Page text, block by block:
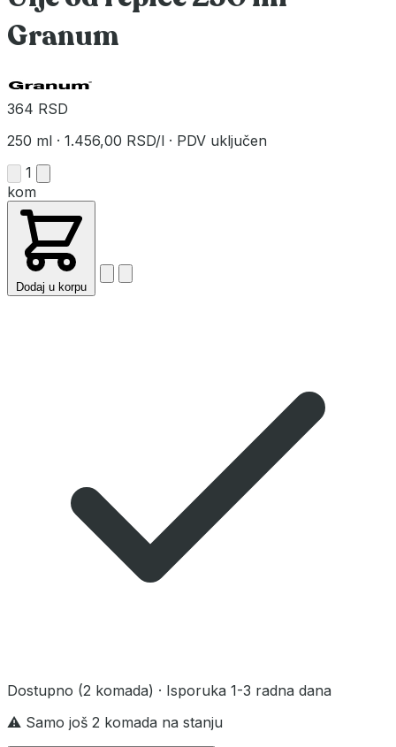
Granum
364 RSD
250 ml · 1.456,00 RSD/l · PDV uključen
1
kom
Dodaj u korpu
Dostupno (2 komada) · Isporuka 1-3 radna dana
⚠️ Samo još 2 komada na stanju